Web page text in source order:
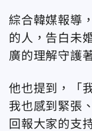
綜合韓媒報導
的人，告白未
廣的理解守護
他也提到，「
我也感到緊張
回報大家的支